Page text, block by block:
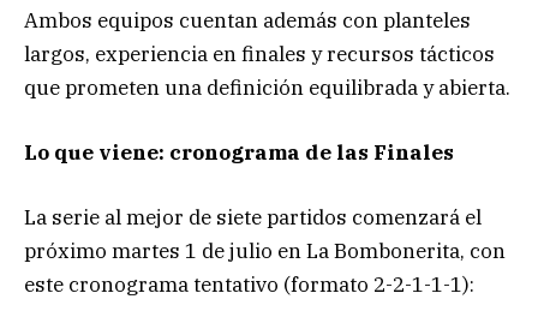
Ambos equipos cuentan además con planteles
largos, experiencia en finales y recursos tácticos
que prometen una definición equilibrada y abierta.
Lo que viene: cronograma de las Finales
La serie al mejor de siete partidos comenzará el
próximo martes 1 de julio en La Bombonerita, con
este cronograma tentativo (formato 2-2-1-1-1):